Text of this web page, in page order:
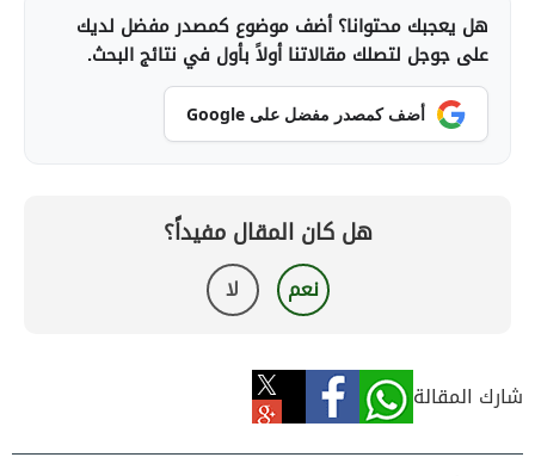
هل يعجبك محتوانا؟ أضف موضوع كمصدر مفضل لديك
على جوجل لتصلك مقالاتنا أولاً بأول في نتائج البحث.
أضف كمصدر مفضل على Google
هل كان المقال مفيداً؟
نعم لا
شارك المقالة